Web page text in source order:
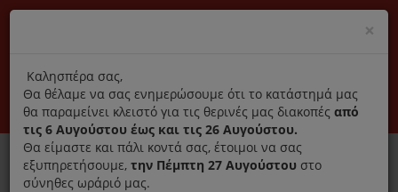
Αποκλειστικά γνήσια ανταλλακτικά
Σύνδεση Εγγραφή Εταιρεία Επικοινωνία
×
title
Καλησπέρα σας,
Θα θέλαμε να σας ενημερώσουμε ότι το κατάστημά μας
θα παραμείνει κλειστό για τις θερινές μας διακοπές από
τις 6 Αυγούστου έως και τις 26 Αυγούστου.
Θα είμαστε και πάλι κοντά σας, έτοιμοι να σας
εξυπηρετήσουμε, την Πέμπτη 27 Αυγούστου στο
σύνηθες ωράριό μας.